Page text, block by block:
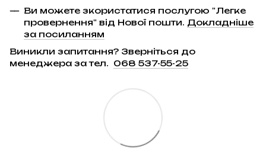
Ви можете зкористатися послугою "Легке
провернення" від Нової пошти. Докладніше
за посиланням
Виникли запитання? Зверніться до
менеджера за тел. 068 537-55-25